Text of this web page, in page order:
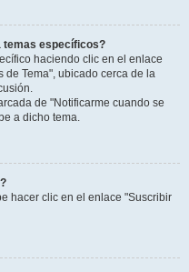
temas específicos?
haciendo clic en el enlace
Tema", ubicado cerca de la
de "Notificarme cuando se
a dicho tema.
hacer clic en el enlace "Suscribir